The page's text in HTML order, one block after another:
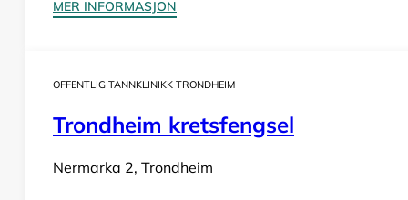
MER INFORMASJON
OFFENTLIG TANNKLINIKK TRONDHEIM
Trondheim kretsfengsel
Nermarka 2, Trondheim